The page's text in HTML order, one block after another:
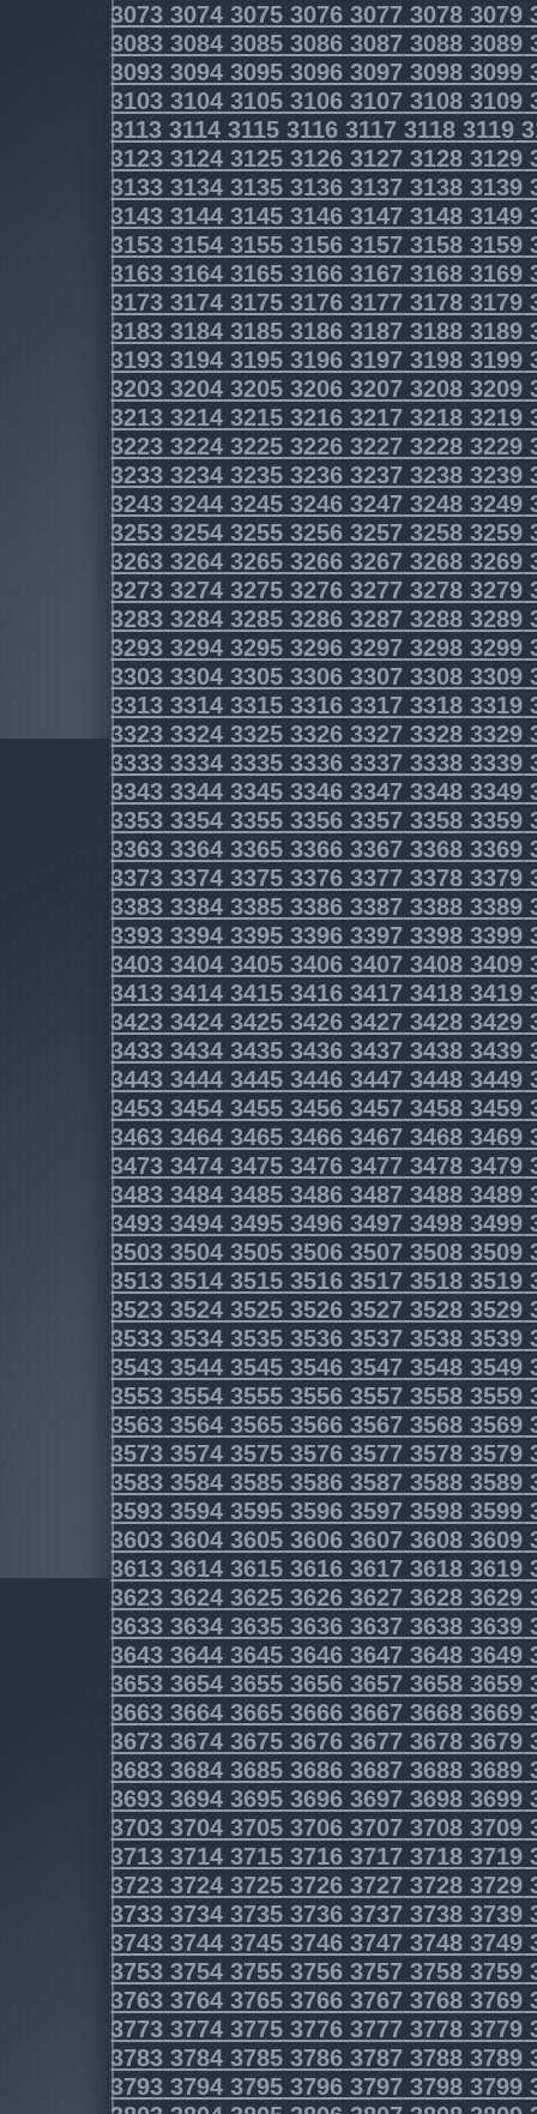
3073 3074 3075 3076 3077 3078 3079
3083 3084 3085 3086 3087 3088 3089
3093 3094 3095 3096 3097 3098 3099
3103 3104 3105 3106 3107 3108 3109
3113 3114 3115 3116 3117 3118 3119
3123 3124 3125 3126 3127 3128 3129
3133 3134 3135 3136 3137 3138 3139
3143 3144 3145 3146 3147 3148 3149
3153 3154 3155 3156 3157 3158 3159
3163 3164 3165 3166 3167 3168 3169
3173 3174 3175 3176 3177 3178 3179
3183 3184 3185 3186 3187 3188 3189
3193 3194 3195 3196 3197 3198 3199
3203 3204 3205 3206 3207 3208 3209
3213 3214 3215 3216 3217 3218 3219
3223 3224 3225 3226 3227 3228 3229
3233 3234 3235 3236 3237 3238 3239
3243 3244 3245 3246 3247 3248 3249
3253 3254 3255 3256 3257 3258 3259
3263 3264 3265 3266 3267 3268 3269
3273 3274 3275 3276 3277 3278 3279
3283 3284 3285 3286 3287 3288 3289
3293 3294 3295 3296 3297 3298 3299
3303 3304 3305 3306 3307 3308 3309
3313 3314 3315 3316 3317 3318 3319
3323 3324 3325 3326 3327 3328 3329
3333 3334 3335 3336 3337 3338 3339
3343 3344 3345 3346 3347 3348 3349
3353 3354 3355 3356 3357 3358 3359
3363 3364 3365 3366 3367 3368 3369
3373 3374 3375 3376 3377 3378 3379
3383 3384 3385 3386 3387 3388 3389
3393 3394 3395 3396 3397 3398 3399
3403 3404 3405 3406 3407 3408 3409
3413 3414 3415 3416 3417 3418 3419
3423 3424 3425 3426 3427 3428 3429
3433 3434 3435 3436 3437 3438 3439
3443 3444 3445 3446 3447 3448 3449
3453 3454 3455 3456 3457 3458 3459
3463 3464 3465 3466 3467 3468 3469
3473 3474 3475 3476 3477 3478 3479
3483 3484 3485 3486 3487 3488 3489
3493 3494 3495 3496 3497 3498 3499
3503 3504 3505 3506 3507 3508 3509
3513 3514 3515 3516 3517 3518 3519
3523 3524 3525 3526 3527 3528 3529
3533 3534 3535 3536 3537 3538 3539
3543 3544 3545 3546 3547 3548 3549
3553 3554 3555 3556 3557 3558 3559
3563 3564 3565 3566 3567 3568 3569
3573 3574 3575 3576 3577 3578 3579
3583 3584 3585 3586 3587 3588 3589
3593 3594 3595 3596 3597 3598 3599
3603 3604 3605 3606 3607 3608 3609
3613 3614 3615 3616 3617 3618 3619
3623 3624 3625 3626 3627 3628 3629
3633 3634 3635 3636 3637 3638 3639
3643 3644 3645 3646 3647 3648 3649
3653 3654 3655 3656 3657 3658 3659
3663 3664 3665 3666 3667 3668 3669
3673 3674 3675 3676 3677 3678 3679
3683 3684 3685 3686 3687 3688 3689
3693 3694 3695 3696 3697 3698 3699
3703 3704 3705 3706 3707 3708 3709
3713 3714 3715 3716 3717 3718 3719
3723 3724 3725 3726 3727 3728 3729
3733 3734 3735 3736 3737 3738 3739
3743 3744 3745 3746 3747 3748 3749
3753 3754 3755 3756 3757 3758 3759
3763 3764 3765 3766 3767 3768 3769
3773 3774 3775 3776 3777 3778 3779
3783 3784 3785 3786 3787 3788 3789
3793 3794 3795 3796 3797 3798 3799